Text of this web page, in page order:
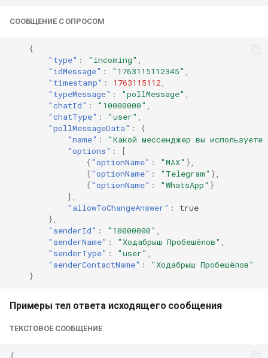
СООБЩЕНИЕ С ОПРОСОМ
{
"type" : "incoming" ,
"idMessage" : "1763115112345" ,
"timestamp" : 1763115112,
"typeMessage" : "pollMessage" ,
"chatId" : "10000000" ,
"chatType" : "user" ,
"pollMessageData" :
{
"name" :
"Какой мессенджер вы
"options" :
[
{"optionName" : "MAX" },
{"optionName" : "Telegram" },
{"optionName" : "WhatsApp" }
],
"allowToChangeAnswer" :
true
},
"senderId" : "10000000" ,
"senderName" : "Ходабрыш Пробешёлов" ,
"senderType" : "user" ,
"senderContactName" :
"Ходабрыш Пробешёлов"
}
Примеры тел ответа исходящего сообщения
ТЕКСТОВОЕ СООБЩЕНИЕ
{